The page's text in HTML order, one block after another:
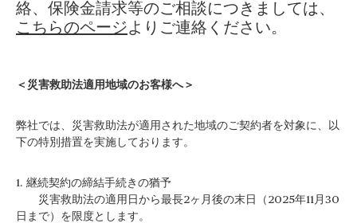
絡、保険金請求等のご相談につきましては、
こちらのページよりご連絡ください。
＜災害救助法適用地域のお客様へ＞
弊社では、災害救助法が適用された地域のご契約者を対象に、以
下の特別措置を実施しております。
1. 継続契約の締結手続きの猶予
災害救助法の適用日から最長2ヶ月後の末日（2025年11月30
日まで）を限度とします。